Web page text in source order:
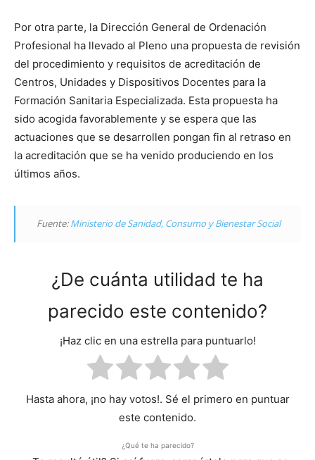
Por otra parte, la Dirección General de Ordenación
Profesional ha llevado al Pleno una propuesta de revisión
del procedimiento y requisitos de acreditación de
Centros, Unidades y Dispositivos Docentes para la
Formación Sanitaria Especializada. Esta propuesta ha
sido acogida favorablemente y se espera que las
actuaciones que se desarrollen pongan fin al retraso en
la acreditación que se ha venido produciendo en los
últimos años.
Fuente:Ministerio de Sanidad, Consumo y Bienestar Social
¿De cuánta utilidad te ha
parecido este contenido?
¡Haz clic en una estrella para puntuarlo!
Hasta ahora, ¡no hay votos!. Sé el primero en puntuar
este contenido.
¿Qué te ha parecido?